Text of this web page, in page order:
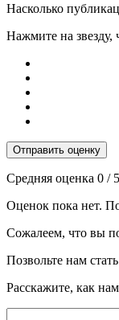
Насколько
Нажмите на звезду,
Отправить оценку
Средняя оценка 0 /
Оценок пока нет.
Сожалеем, что вы
Позвольте нам
Расскажите, как